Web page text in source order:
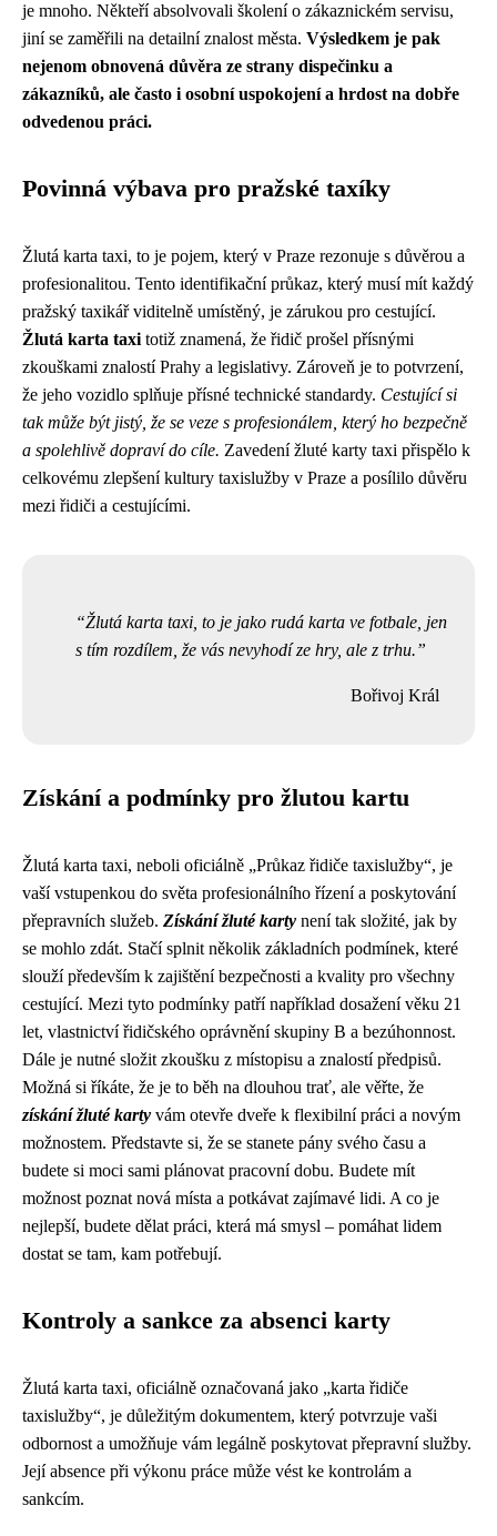
je mnoho. Někteří absolvovali školení o zákaznickém servisu,
jiní se zaměřili na detailní znalost města. Výsledkem je pak
nejenom obnovená důvěra ze strany dispečinku a
zákazníků, ale často i osobní uspokojení a hrdost na dobře
odvedenou práci.
Povinná výbava pro pražské taxíky
Žlutá karta taxi, to je pojem, který v Praze rezonuje s důvěrou a
profesionalitou. Tento identifikační průkaz, který musí mít každý
pražský taxikář viditelně umístěný, je zárukou pro cestující.
Žlutá karta taxi totiž znamená, že řidič prošel přísnými
zkouškami znalostí Prahy a legislativy. Zároveň je to potvrzení,
že jeho vozidlo splňuje přísné technické standardy. Cestující si
tak může být jistý, že se veze s profesionálem, který ho bezpečně
a spolehlivě dopraví do cíle. Zavedení žluté karty taxi přispělo k
celkovému zlepšení kultury taxislužby v Praze a posílilo důvěru
mezi řidiči a cestujícími.
Žlutá karta taxi, to je jako rudá karta ve fotbale, jen
s tím rozdílem, že vás nevyhodí ze hry, ale z trhu.
Bořivoj Král
Získání a podmínky pro žlutou kartu
Žlutá karta taxi, neboli oficiálně „Průkaz řidiče taxislužby“, je
vaší vstupenkou do světa profesionálního řízení a poskytování
přepravních služeb. Získání žluté karty není tak složité, jak by
se mohlo zdát. Stačí splnit několik základních podmínek, které
slouží především k zajištění bezpečnosti a kvality pro všechny
cestující. Mezi tyto podmínky patří například dosažení věku 21
let, vlastnictví řidičského oprávnění skupiny B a bezúhonnost.
Dále je nutné složit zkoušku z místopisu a znalostí předpisů.
Možná si říkáte, že je to běh na dlouhou trať, ale věřte, že
získání žluté karty vám otevře dveře k flexibilní práci a novým
možnostem. Představte si, že se stanete pány svého času a
budete si moci sami plánovat pracovní dobu. Budete mít
možnost poznat nová místa a potkávat zajímavé lidi. A co je
nejlepší, budete dělat práci, která má smysl – pomáhat lidem
dostat se tam, kam potřebují.
Kontroly a sankce za absenci karty
Žlutá karta taxi, oficiálně označovaná jako „karta řidiče
taxislužby“, je důležitým dokumentem, který potvrzuje vaši
odbornost a umožňuje vám legálně poskytovat přepravní služby.
Její absence při výkonu práce může vést ke kontrolám a
sankcím.